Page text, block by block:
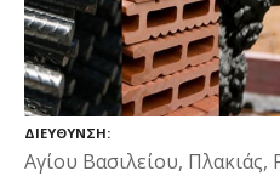
ΔΙΕΎΘΥΝΣΗ
Αγίου Βασιλείου, Πλακιάς,